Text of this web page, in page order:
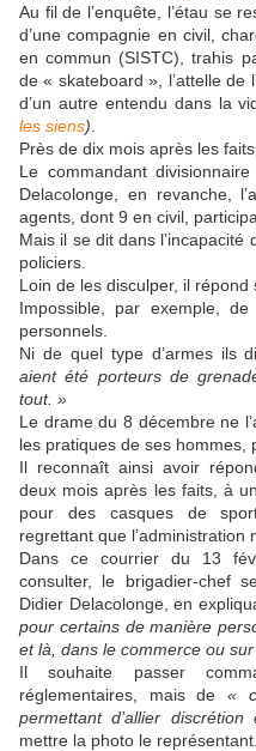
Au fil de l’enquête, l’étau se
d’une compagnie en civil,
en commun (SISTC), trahis
de « skateboard », l’attelle de
d’un autre entendu dans la
les siens)
Près de dix mois après les
Le commandant
Delacolonge, en revanche,
agents, dont 9 en civil,
Mais il se dit dans l’incapacité
policiers.
Loin de les disculper, il répond
Impossible, par exemple,
personnels.
Ni de quel type d’armes ils
aient été porteurs de
tout. »
Le drame du 8 décembre ne
les pratiques de ses hommes,
Il reconnaît ainsi avoir
deux mois après les faits, à
pour des casques de
regrettant que l’administration
Dans ce courrier du 13
consulter, le brigadier-chef
Didier Delacolonge, en
pour certains de manière
et là, dans le commerce ou sur
Il souhaite passer
réglementaires, mais de«
permettant d’allier
mettre la photo le représentant.